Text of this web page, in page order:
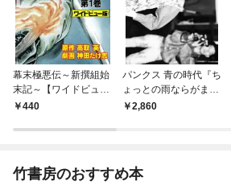
幕末極悪伝～新撰組始
末記～【ワイドビュー
版】（１）
440
パンクス 青の時代『ち
ょっとの雨ならがま
ん』1980年代パンク
2,860
竹書房のおすすめ本